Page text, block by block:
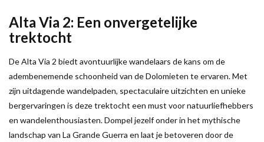
Alta Via 2: Een onvergetelijke
trektocht
De Alta Via 2 biedt avontuurlijke wandelaars de kans om de
adembenemende schoonheid van de Dolomieten te ervaren. Met
zijn uitdagende wandelpaden, spectaculaire uitzichten en unieke
bergervaringen is deze trektocht een must voor natuurliefhebbers
en wandelenthousiasten. Dompel jezelf onder in het mythische
landschap van La Grande Guerra en laat je betoveren door de